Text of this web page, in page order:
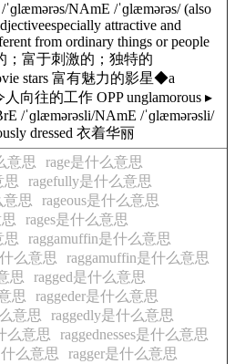
/ˈɡlæmərəs/NAmE /ˈɡlæmərəs/(also
especially attractive and
from ordinary things or people
；富于刺激的；独特的
stars 富有魅力的影星◆a
人向往的工作 OPP unglamorous ▸
/ˈɡlæmərəsli/NAmE /ˈɡlæmərəsli/
dressed 衣着华丽
意思
rage是什么意思
思
ragefully是什么意思
意思
rageous是什么意思
rages是什么意思
思
raggamuffin是什么意思
么意思
raggamuffin是什么意思
思
ragged是什么意思
思
raggeder是什么意思
意思
raggedly是什么意思
么意思
raggednesses是什么意思
什么意思
ragger是什么意思